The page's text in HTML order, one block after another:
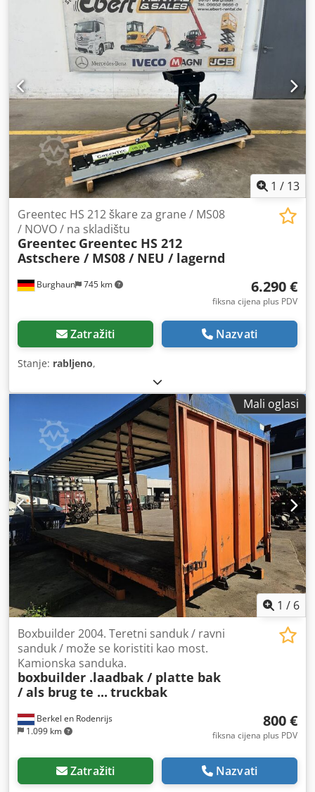
1 / 13
Burghaun 745 km
Greentec HS 212 škare za grane / MS08
/ NOVO / na skladištu
Greentec Greentec HS 212
Astschere / MS08 / NEU / lagernd
6.290 €
fiksna cijena plus PDV
Zatražiti Nazvati
Stanje: rabljeno,
Mali oglasi
1 / 6
Berkel en Rodenrijs
1.099 km
Boxbuilder 2004. Teretni sanduk / ravni
sanduk / može se koristiti kao most.
Kamionska sanduka.
boxbuilder .laadbak / platte bak
/ als brug te ... truckbak
800 €
fiksna cijena plus PDV
Zatražiti Nazvati